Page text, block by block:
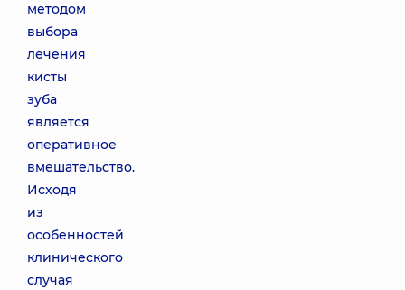
методом
выбора
лечения
кисты
зуба
является
оперативное
вмешательство.
Исходя
из
особенностей
клинического
случая